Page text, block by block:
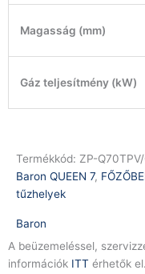
Magasság (mm)
Gáz teljesítmény (kW)
Termékkód: ZP-
Baron QUEEN 7,
tűzhelyek
Baron
A beüzemeléssel,
információk ITT érhetők el.